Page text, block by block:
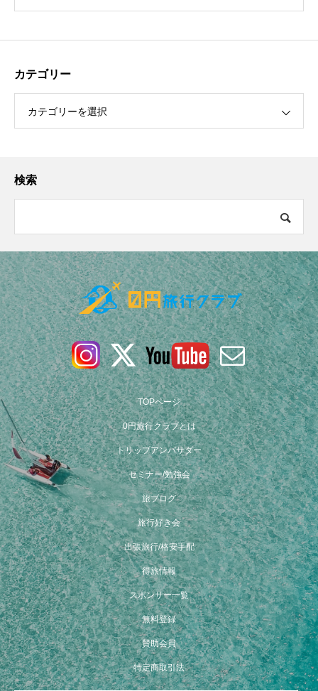
カテゴリー
カテゴリーを選択
検索
TOPページ
0円旅行クラブとは
トリップアンバサダー
セミナー/勉強会
旅ブログ
旅行好き会
出張旅行/格安手配
得旅情報
スポンサー一覧
無料登録
賛助会員
特定商取引法